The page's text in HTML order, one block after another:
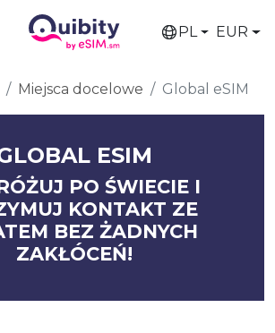
PL EUR
Miejsca docelowe Global eSIM
ESIM
PO ŚWIECIE I
KONTAKT ZE
BEZ ŻADNYCH
ZAKŁÓCEŃ!